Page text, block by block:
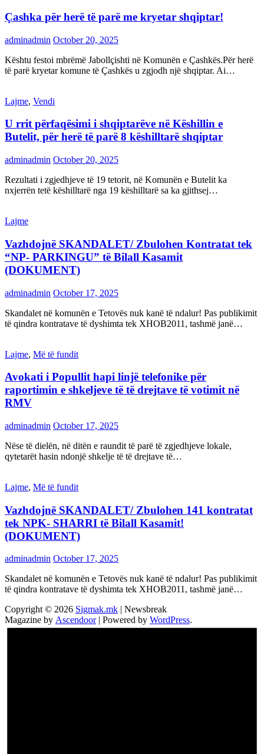
Çashka për herë të parë me kryetar shqiptar!
adminadmin October 20, 2025
Kështu festoi mbrëmë Jabollçishti në Komunën e Çashkës.Për herë
të parë kryetar komune të Çashkës u zgjodh një shqiptar. Ai…
Lajme, Vendi
U rrit përfaqësimi i shqiptarëve në Këshillin e
Butelit, për herë të parë 8 këshilltarë shqiptar
adminadmin October 20, 2025
Rezultati i zgjedhjeve të 19 tetorit, në Komunën e Butelit ka
nxjerrën tetë këshilltarë nga 19 këshilltarë sa ka gjithsej…
Lajme
Vazhdojnë SKANDALET/ Zbulohen Kontratat tek
“NP- PARKINGU” të Bilall Kasamit
(DOKUMENT)
adminadmin October 17, 2025
Skandalet në komunën e Tetovës nuk kanë të ndalur! Pas publikimit
të qindra kontratave të dyshimta tek XHOB2011, tashmë janë…
Lajme, Më të fundit
Avokati i Popullit hapi linjë telefonike për
raportimin e shkeljeve të të drejtave të votimit në
RMV
adminadmin October 17, 2025
Nëse të dielën, në ditën e raundit të parë të zgjedhjeve lokale,
qytetarët hasin ndonjë shkelje të të drejtave të…
Lajme, Më të fundit
Vazhdojnē SKANDALET/ Zbulohen 141 kontratat
tek NPK- SHARRI të Bilall Kasamit!
(DOKUMENT)
adminadmin October 17, 2025
Skandalet në komunën e Tetovës nuk kanë të ndalur! Pas publikimit
të qindra kontratave të dyshimta tek XHOB2011, tashmë janë…
Copyright © 2026 Sigmak.mk | Newsbreak
Magazine by Ascendoor| Powered by WordPress.